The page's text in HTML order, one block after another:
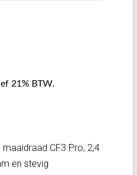
21% BTW.
CF3 Pro, 2,4
en stevig